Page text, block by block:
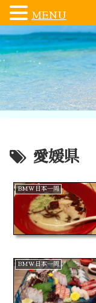
愛媛県
BMW日本一周
BMW日本一周
MENU